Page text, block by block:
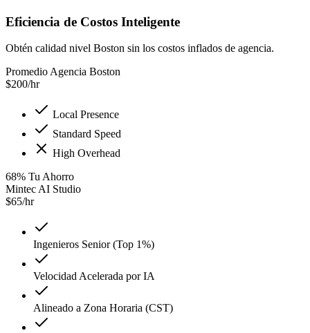
Eficiencia de Costos Inteligente
Obtén calidad nivel Boston sin los costos inflados de agencia.
Promedio Agencia Boston
$200/hr
Local Presence
Standard Speed
High Overhead
68% Tu Ahorro
Mintec AI Studio
$65/hr
Ingenieros Senior (Top 1%)
Velocidad Acelerada por IA
Alineado a Zona Horaria (CST)